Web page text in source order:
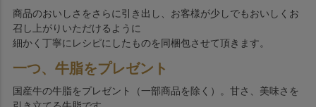
商品のおいしさをさらに引き出し、お客様が少しでもおいしくお
召し上がりいただけるように
細かく丁寧にレシピにしたものを同梱包させて頂きます。
一つ、牛脂をプレゼント
国産牛の牛脂をプレゼント（一部商品を除く）。甘さ、美味さを